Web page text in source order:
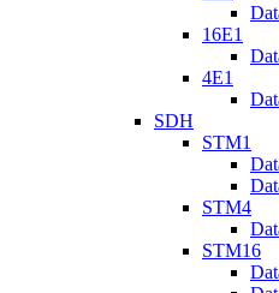
16E1
4E1
SDH
STM1
STM4
STM16